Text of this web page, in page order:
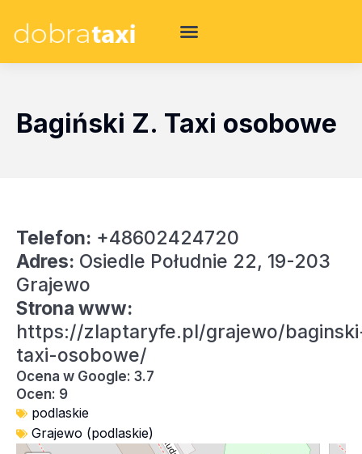
Bagiński Z. Taxi osobowe
Telefon: +48602424720
Adres: Osiedle Południe 22, 19-203
Grajewo
Strona www:
https://zlaptaryfe.pl/grajewo/
taxi-osobowe/
Ocena w Google: 3.7
Ocen: 9
podlaskie
Grajewo (podlaskie)